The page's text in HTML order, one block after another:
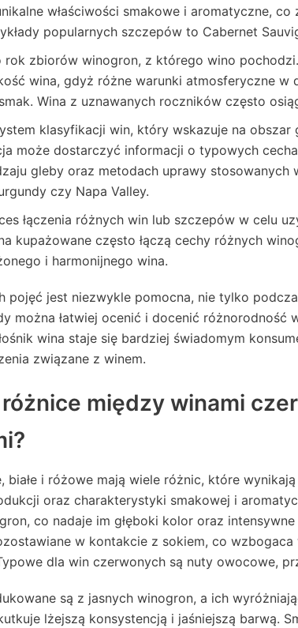
właściwości smakowe i aromatyczne,
popularnych szczepów to Cabernet
rok zbiorów winogron, z którego wino
wina, gdyż różne warunki atmosferyczne w
Wina z uznawanych roczników często
klasyfikacji win, który wskazuje na
może dostarczyć informacji o typowych
gleby oraz metodach uprawy stosowanych
czy Napa Valley.
łączenia różnych win lub szczepów w celu
kupażowane często łączą cechy różnych
i harmonijnego wina.
pojęć jest niezwykle pomocna, nie tylko
można łatwiej ocenić i docenić różnorodność
wina staje się bardziej świadomym
związane z winem.
między winami
białe i różowe mają wiele różnic, które
oraz charakterystyki smakowej i
co nadaje im głęboki kolor oraz
w kontakcie z sokiem, co
dla win czerwonych są nuty owocowe,
są z jasnych winogron, a ich
lżejszą konsystencją i jaśniejszą barwą.